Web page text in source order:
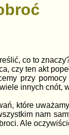
co to
czy ten akt
przy
innych cnót,
które
nam
Ale